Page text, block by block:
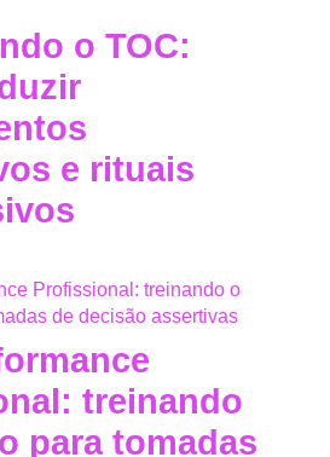
o TOC:
e rituais
treinando
para tomadas